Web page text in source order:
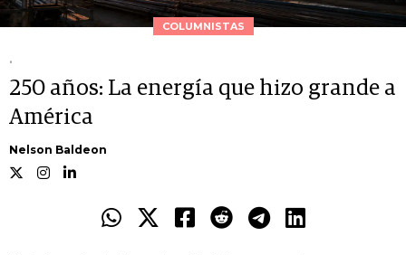
COLUMNISTAS
.
250 años: La energía que hizo grande a
América
Nelson Baldeon